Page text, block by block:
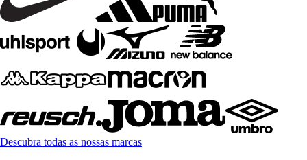
Descubra todas as nossas marcas